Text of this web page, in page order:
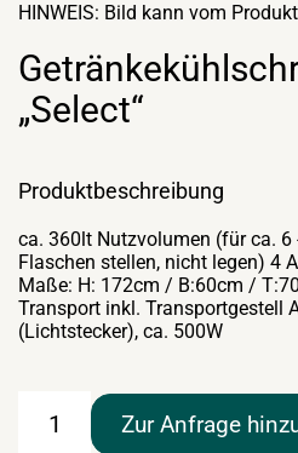
HINWEIS: Bild kann vom
„Select“
Produktbeschreibung
ca. 360lt Nutzvolumen (für ca. 6
Flaschen stellen, nicht legen) 4
Maße: H: 172cm / B:60cm /
Transport inkl. Transportgestell
(Lichtstecker), ca. 500W
Getränkekühlschrank
360lt
Zur Anfrage